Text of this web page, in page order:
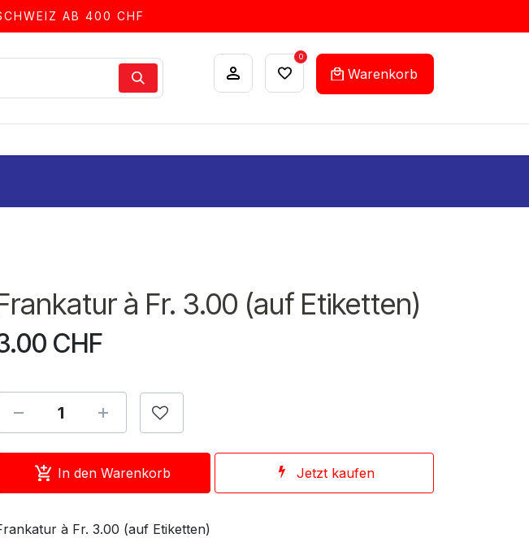
AB 400 CHF
0
Warenkorb
à Fr. 3.00 (auf Etiketten)
CHF
In den Warenkorb Jetzt kaufen
à Fr. 3.00 (auf Etiketten)